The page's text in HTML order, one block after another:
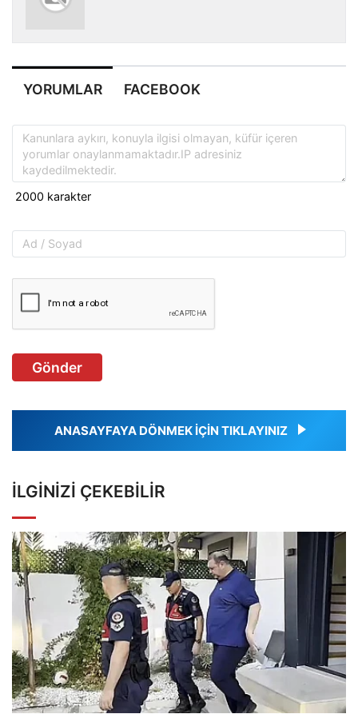
YORUMLAR FACEBOOK
Gönder
ANASAYFAYA DÖNMEK İÇİN TIKLAYINIZ
İLGINIZI ÇEKEBILIR